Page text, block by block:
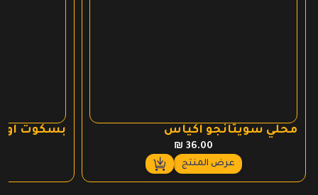
محلي سويتانجو اكياس
₪ 36.00
عرض المنتج
بسكوت